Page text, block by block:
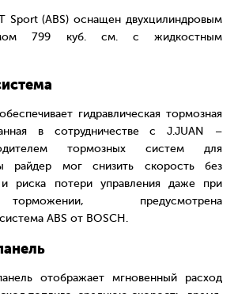
(ABS) оснащен двухцилиндровым
799 куб. см. с жидкостным
гидравлическая тормозная
в сотрудничестве с J.JUAN –
тормозных систем для
райдер мог снизить скорость без
риска потери управления даже при
предусмотрена
ABS от BOSCH.
отображает мгновенный расход